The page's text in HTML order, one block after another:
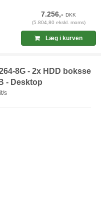
7.256,-DKK
(5.804,80 ekskl. moms)
Læg i kurven
8G - 2x HDD boksse
- Desktop
s